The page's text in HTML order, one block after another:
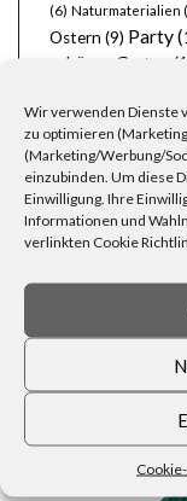
Wir verwenden Dienste
zu optimieren
(Marketing/Werbung/
einzubinden. Um diese
Einwilligung. Ihre
Informationen und
verlinkten Cookie
(6) Naturmaterialien
Ostern (9) Party
schöner Garten
Wärme
FRAGEN,